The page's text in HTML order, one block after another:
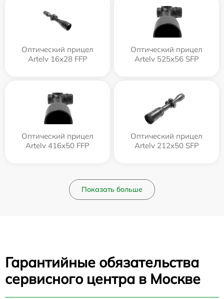
Оптический прицел
Artelv 16x28 FFP
Оптический прицел
Artelv 525x56 SFP
Оптический прицел
Artelv 416x50 FFP
Оптический прицел
Artelv 212x50 SFP
Показать больше
Гарантийные обязательства
сервисного центра в Москве